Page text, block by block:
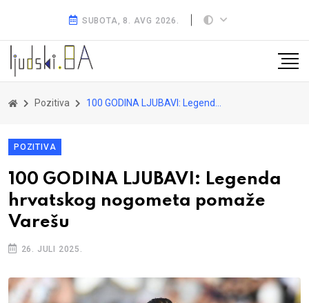
SUBOTA, 8. AVG 2026.
Pozitiva 100 GODINA LJUBAVI: Legenda hrvatskog nogometa pomaže Varešu
POZITIVA
100 GODINA LJUBAVI: Legenda
hrvatskog nogometa pomaže
Varešu
26. JULI 2025.